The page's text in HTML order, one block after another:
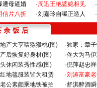
遭母逼婚
信片八折
·周迅王艳婆媳相见
·刘嘉玲自曝正造人
·
·
余 饭 后
产大亨喂猕猴桃(图) ·独家：章
后恢复好身材(图) ·佟大为马
休闲装秀性感(图) ·倪萍赵忠
地毯服装皆为租赁 ·刘涛富豪
公素颜乘地铁被拍 ·舒淇醉酒